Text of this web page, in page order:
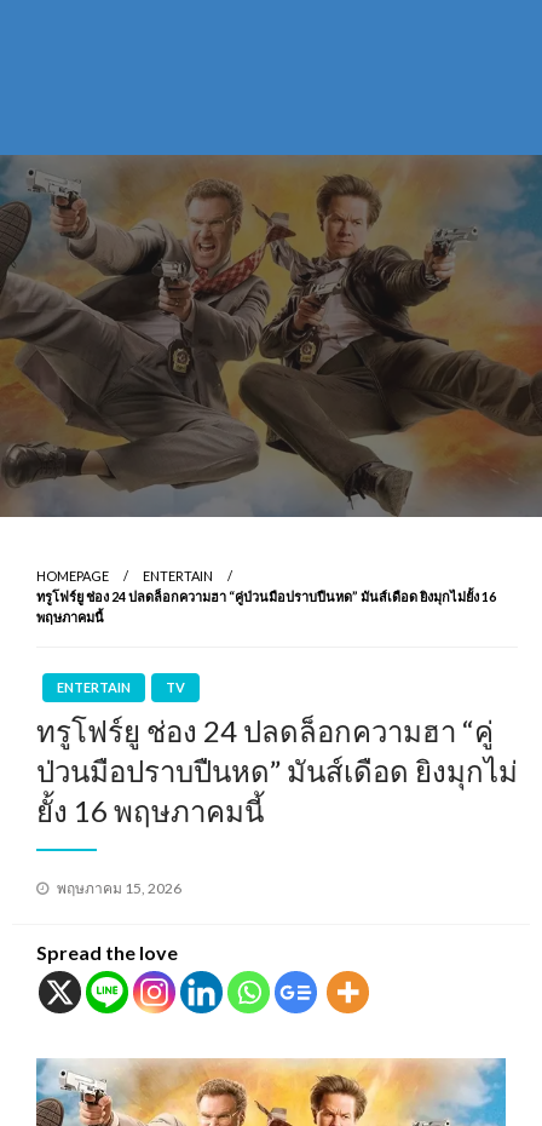
HOMEPAGE
ENTERTAIN
ทรูโฟร์ยู ช่อง 24 ปลดล็อกความฮา “คู่ป่วนมือปราบปืนหด” มันส์เดือด ยิงมุกไม่ยั้ง 16
พฤษภาคมนี้
ENTERTAIN TV
ทรูโฟร์ยู ช่อง 24 ปลดล็อกความฮา “คู่
ป่วนมือปราบปืนหด” มันส์เดือด ยิงมุกไม่
ยั้ง 16 พฤษภาคมนี้
Posted
พฤษภาคม 15, 2026
Spread the love